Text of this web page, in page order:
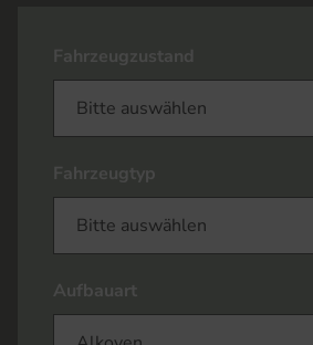
Fahrzeugzustand
Fahrzeugtyp
Aufbauart